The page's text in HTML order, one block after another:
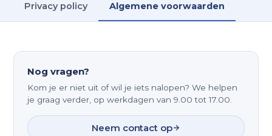
Privacy policy Algemene voorwaarden
Nog vragen?
Kom je er niet uit of wil je iets nalopen? We helpen
je graag verder, op werkdagen van 9.00 tot 17.00.
Neem contact op